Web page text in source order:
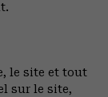
le site et tout
sur le site,